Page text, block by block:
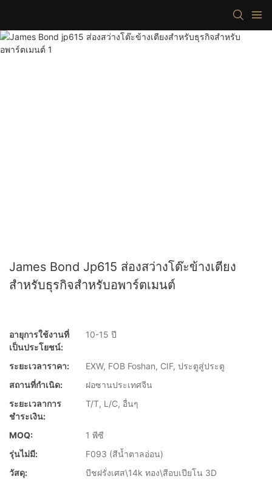
James Bond Jp615 ส่องสว่างโต๊ะข้างเตียง
สำหรับธุรกิจสำหรับอพาร์ตเมนต์
อายุการใช้งานที่
เป็นประโยชน์:
10-15 ปี
ระยะเวลาราคา:
EXW, FOB Foshan, CIF, ประตูสู่ประตู
สถานที่กำเนิด:
ฝอซานประเทศจีน
ระยะเวลาการ
ชำระเงิน:
T/T, L/C, อื่นๆ
MOQ:
1 พีซี
รุ่นไม่มี:
F093 (สีน้ำตาลอ่อน)
วัสดุ:
บีชฝรั่งเศส\14k ทอง\สีอบเปียโน 3D